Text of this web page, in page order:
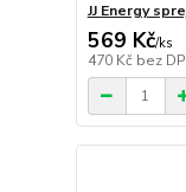
JJ Energy
569 Kč/ks
470 Kč bez